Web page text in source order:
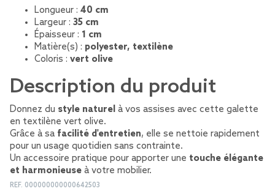
Longueur : 40 cm
Largeur : 35 cm
Épaisseur : 1 cm
Matière(s) : polyester, textilène
Coloris : vert olive
Description du produit
Donnez du style naturel à vos assises avec cette galette
en textilène vert olive.
Grâce à sa facilité d'entretien, elle se nettoie rapidement
pour un usage quotidien sans contrainte.
Un accessoire pratique pour apporter une touche élégante
et harmonieuse à votre mobilier.
REF. 000000000000642503